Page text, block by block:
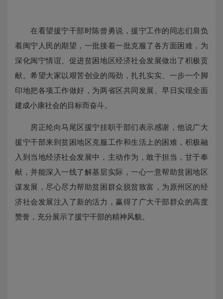
在看望援宁干部时陈曾勇说，援宁工作的同志们肩负
着闽宁人民的期望，一批接着一批克服了各方面困难，为
深化闽宁情谊、促进贫困地区经济社会发展做出了积极贡
献。希望大家以艰苦创业的闯劲，扎扎实实、一步一个脚
印地把各项工作做好，为两省区共同发展、早日实现全面
建成小康社会的目标而奋斗。
房正纶向马尾区援宁挂职干部们表示感谢，他说广大
援宁干部来到贫困地区克服工作和生活上的困难，积极融
入到当地经济社会发展中，主动作为，敢于担当，甘于奉
献，并能深入一线了解基层实际，一心一意帮助贫困地区
谋发展，尽心尽力帮助贫困群众脱贫致富，为原州区的经
济社会发展注入了新的活力，赢得了广大干部群众的高度
赞誉，充分展示了援宁干部的精神风貌。